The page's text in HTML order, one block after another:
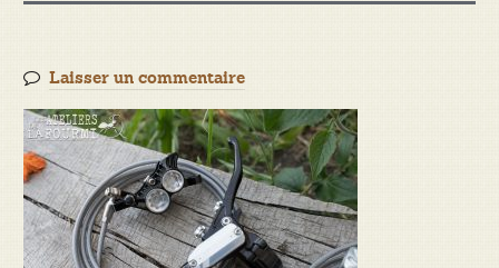
Laisser un commentaire